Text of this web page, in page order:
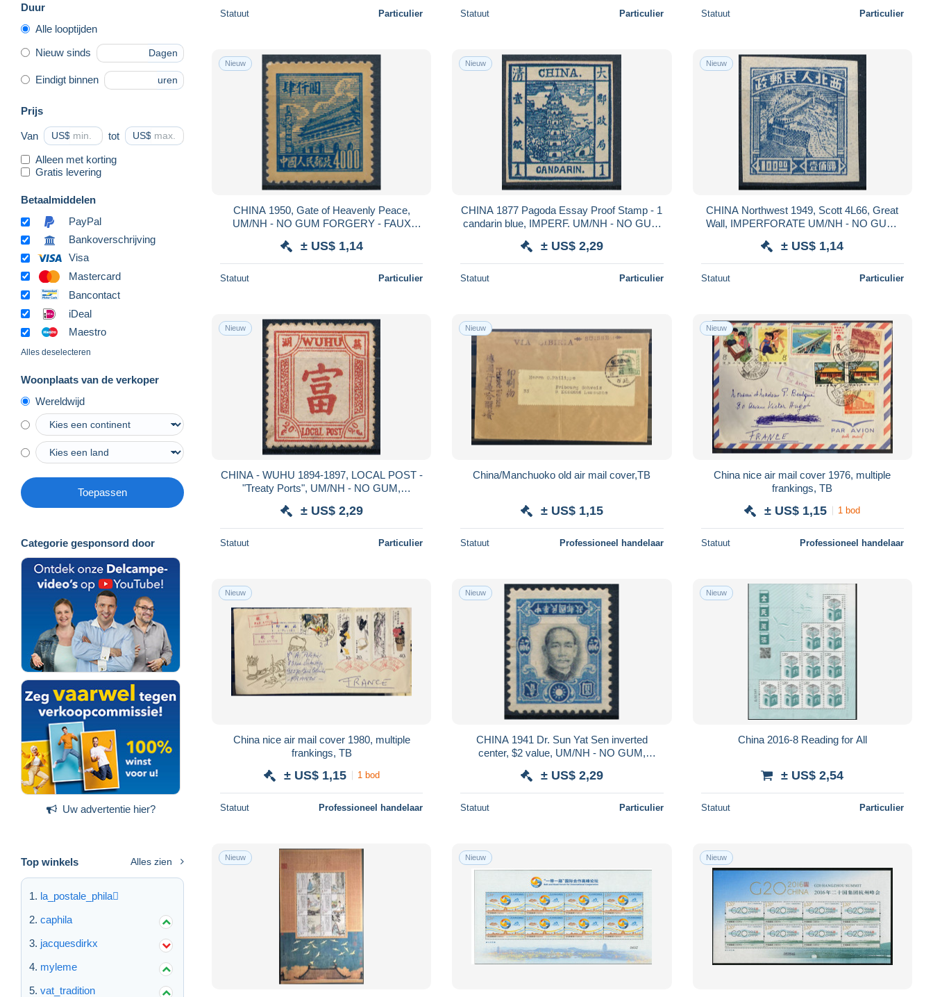
Duur
Alle looptijden
Nieuw sinds Dagen
Eindigt binnen uren
Prijs
Van US$ tot US$
Alleen met korting
Gratis levering
Betaalmiddelen
PayPal
Bankoverschrijving
Visa
Mastercard
Bancontact
iDeal
Maestro
Alles deselecteren
Woonplaats van de verkoper
Wereldwijd
Toepassen
Categorie gesponsord door
Uw advertentie hier?
Top winkels Alles zien
la_postale_phila
caphila
jacquesdirkx
myleme
vat_tradition
Statuut Particulier Statuut Particulier Statuut Particulier
Nieuw
CHINA 1950, Gate of Heavenly Peace,
UM/NH - NO GUM FORGERY - FAUX
± US$ 1,14
Statuut Particulier
Nieuw
CHINA 1877 Pagoda Essay Proof Stamp - 1
candarin blue, IMPERF. UM/NH - NO GUM
± US$ 2,29
Statuut Particulier
Nieuw
CHINA Northwest 1949, Scott 4L66, Great
Wall, IMPERFORATE UM/NH - NO GUM,
± US$ 1,14
Statuut Particulier
Nieuw
CHINA - WUHU 1894-1897, LOCAL POST -
"Treaty Ports", UM/NH - NO GUM,
± US$ 2,29
Statuut Particulier
Nieuw
China/Manchuoko old air mail cover,TB
± US$ 1,15
Statuut Professioneel handelaar
Nieuw
China nice air mail cover 1976, multiple
frankings, TB
± US$ 1,15 1 bod
Statuut Professioneel handelaar
Nieuw
China nice air mail cover 1980, multiple
frankings, TB
± US$ 1,15 1 bod
Statuut Professioneel handelaar
Nieuw
CHINA 1941 Dr. Sun Yat Sen inverted
center, $2 value, UM/NH - NO GUM,
± US$ 2,29
Statuut Particulier
Nieuw
China 2016-8 Reading for All
± US$ 2,54
Statuut Particulier
Nieuw Nieuw Nieuw